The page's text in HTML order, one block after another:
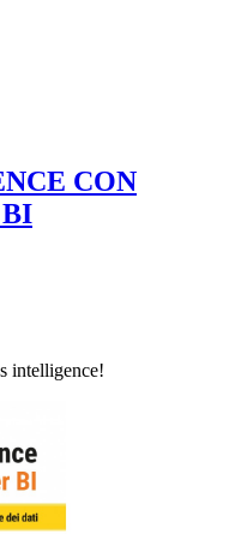
CON
intelligence!